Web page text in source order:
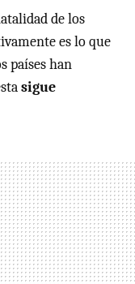
de los
es lo que
países han
sigue